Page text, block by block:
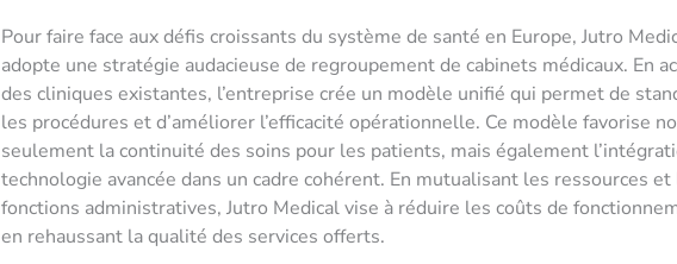
Pour faire face aux défis croissants du système de santé en Europe, Jutro
adopte une stratégie audacieuse de regroupement de cabinets médicaux. En
des cliniques existantes, l’entreprise crée un modèle unifié qui permet de
les procédures et d’améliorer l’efficacité opérationnelle. Ce modèle favorise
seulement la continuité des soins pour les patients, mais également
technologie avancée dans un cadre cohérent. En mutualisant les ressources et
fonctions administratives, Jutro Medical vise à réduire les coûts de
en rehaussant la qualité des services offerts.